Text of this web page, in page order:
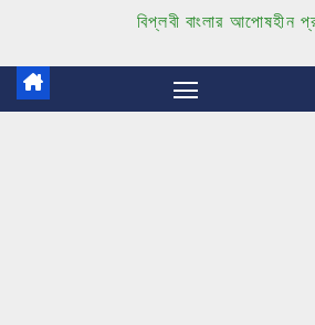
n
বিপ্লবী বাংলার আপোষহীন